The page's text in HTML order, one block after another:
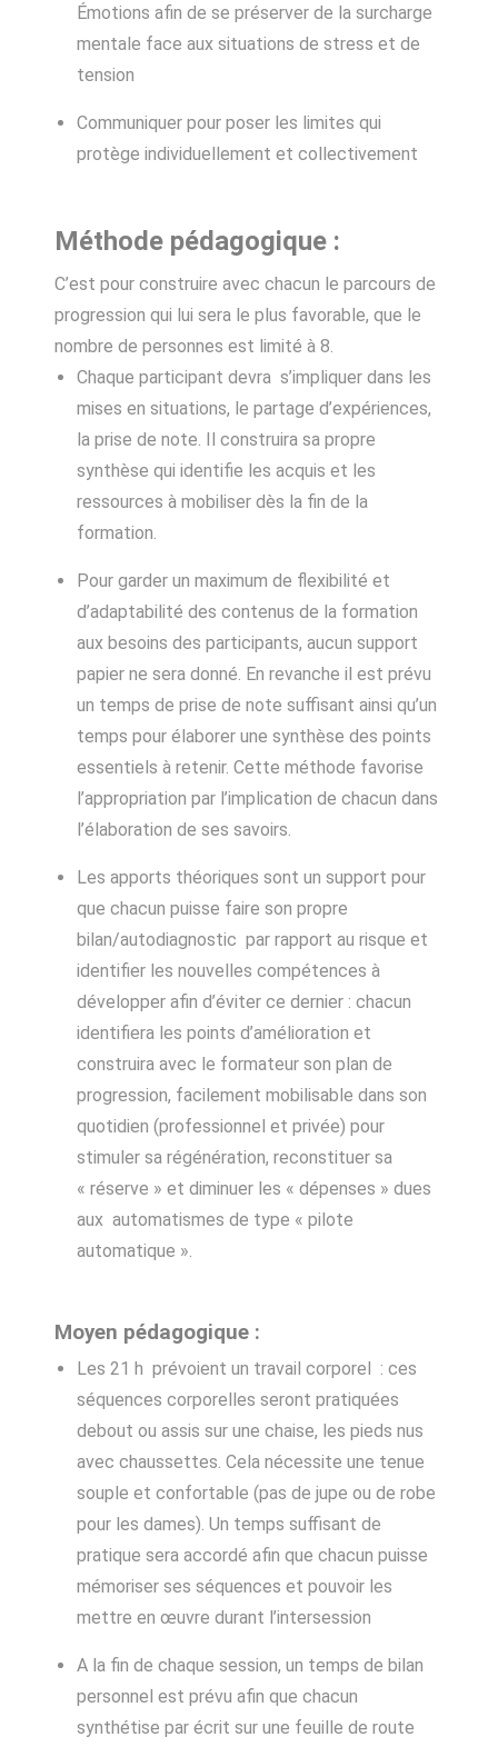
Émotions afin de se préserver de la surcharge
mentale face aux situations de stress et de
tension
Communiquer pour poser les limites qui
protège individuellement et collectivement
Méthode pédagogique :
C’est pour construire avec chacun le parcours de
progression qui lui sera le plus favorable, que le
nombre de personnes est limité à 8.
Chaque participant devra s’impliquer dans les
mises en situations, le partage d’expériences,
la prise de note. Il construira sa propre
synthèse qui identifie les acquis et les
ressources à mobiliser dès la fin de la
formation.
Pour garder un maximum de flexibilité et
d’adaptabilité des contenus de la formation
aux besoins des participants, aucun support
papier ne sera donné. En revanche il est prévu
un temps de prise de note suffisant ainsi qu’un
temps pour élaborer une synthèse des points
essentiels à retenir. Cette méthode favorise
l’appropriation par l’implication de chacun dans
l’élaboration de ses savoirs.
Les apports théoriques sont un support pour
que chacun puisse faire son propre
bilan/autodiagnostic par rapport au risque et
identifier les nouvelles compétences à
développer afin d’éviter ce dernier : chacun
identifiera les points d’amélioration et
construira avec le formateur son plan de
progression, facilement mobilisable dans son
quotidien (professionnel et privée) pour
stimuler sa régénération, reconstituer sa
« réserve » et diminuer les « dépenses » dues
aux automatismes de type « pilote
automatique ».
Moyen pédagogique :
Les 21 h prévoient un travail corporel : ces
séquences corporelles seront pratiquées
debout ou assis sur une chaise, les pieds nus
avec chaussettes. Cela nécessite une tenue
souple et confortable (pas de jupe ou de robe
pour les dames). Un temps suffisant de
pratique sera accordé afin que chacun puisse
mémoriser ses séquences et pouvoir les
mettre en œuvre durant l’intersession
A la fin de chaque session, un temps de bilan
personnel est prévu afin que chacun
synthétise par écrit sur une feuille de route